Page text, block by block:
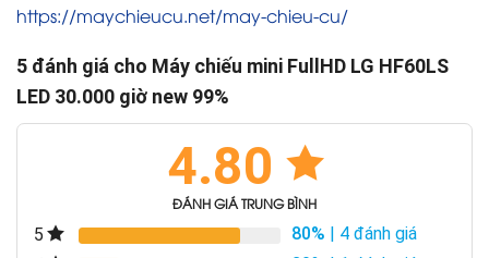
https://maychieucu.net/may-chieu-cu/
5 đánh giá cho Máy chiếu mini FullHD LG HF60LS
LED 30.000 giờ new 99%
4.80
ĐÁNH GIÁ TRUNG BÌNH
5 80% | 4 đánh giá